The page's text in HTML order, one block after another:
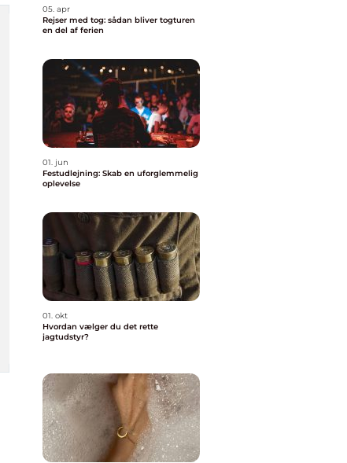
05. apr
Rejser med tog: sådan bliver togturen
en del af ferien
01. jun
Festudlejning: Skab en uforglemmelig
oplevelse
01. okt
Hvordan vælger du det rette
jagtudstyr?